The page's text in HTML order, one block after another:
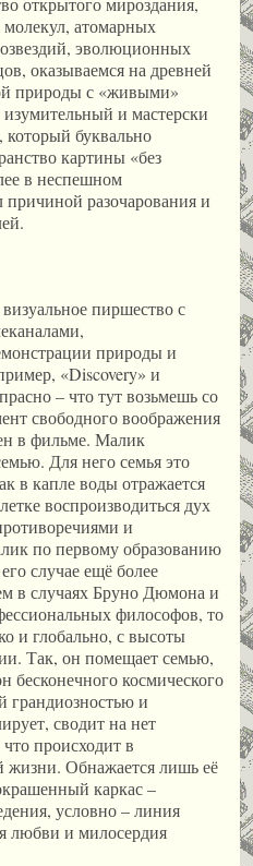
атомарных
эволюционных
оказываемся на древней
природы с «живыми»
и мастерски
буквально
картины «без
в неспешном
разочарования и
пиршество с
природы и
«Discovery» и
– что тут возьмешь со
свободного воображения
в фильме. Малик
Для него семья это
в капле воды отражается
воспроизводиться дух
и
по первому образованию
случае ещё более
в случаях Бруно Дюмона и
философов, то
и глобально, с высоты
Так, он помещает семью,
бесконечного космического
грандиозностью и
сводит на нет
происходит в
жизни. Обнажается лишь её
каркас –
условно – линия
любви и милосердия